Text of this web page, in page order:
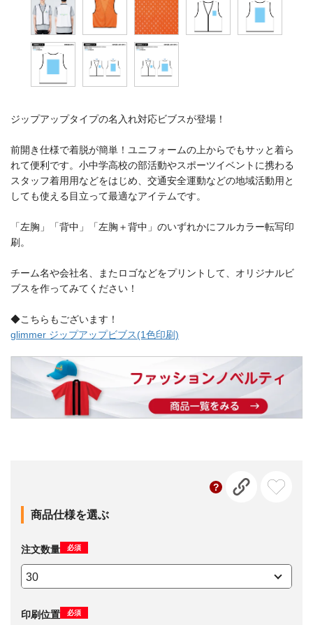
ジップアップタイプの名入れ対応ビブスが登場！
前開き仕様で着脱が簡単！ユニフォームの上からでもサッと着ら
れて便利です。小中学高校の部活動やスポーツイベントに携わる
スタッフ着用用などをはじめ、交通安全運動などの地域活動用と
しても使える目立って最適なアイテムです。
「左胸」「背中」「左胸＋背中」のいずれかにフルカラー転写印
刷。
チーム名や会社名、またロゴなどをプリントして、オリジナルビ
ブスを作ってみてください！
◆こちらもございます！
glimmer ジップアップビブス(1色印刷)
商品仕様を選ぶ
注文数量 必須
印刷位置 必須